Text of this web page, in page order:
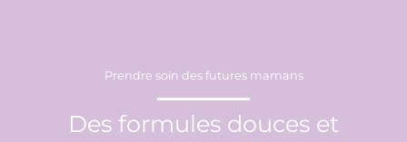
Prendre soin des futures mamans
Des formules douces et